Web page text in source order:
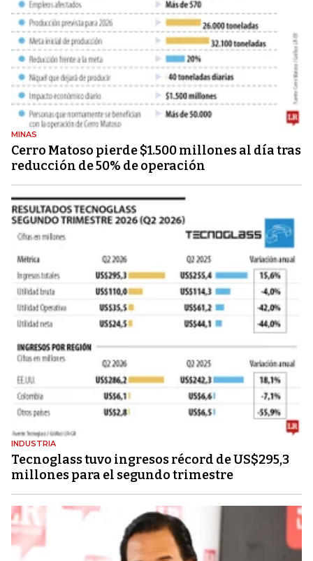
MINAS
Cerro Matoso pierde $1.500 millones al día tras
reducción de 50% de operación
INDUSTRIA
Tecnoglass tuvo ingresos récord de US$295,3
millones para el segundo trimestre